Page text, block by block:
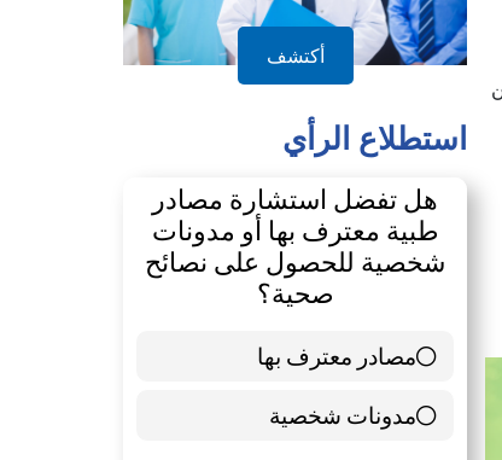
أكتشف
استطلاع الرأي
هل تفضل استشارة مصادر
شخصية للحصول على نصائح